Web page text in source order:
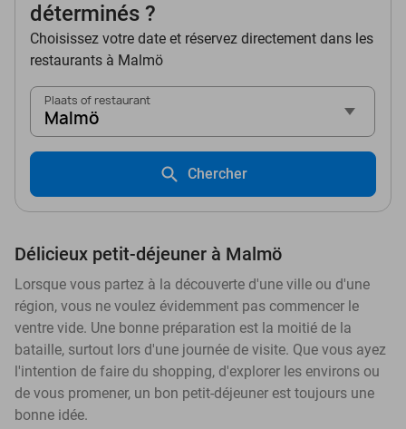
déterminés ?
Choisissez votre date et réservez directement dans les
restaurants à Malmö
Plaats of restaurant
Malmö
Chercher
Délicieux petit-déjeuner à Malmö
Lorsque vous partez à la découverte d'une ville ou d'une
région, vous ne voulez évidemment pas commencer le
ventre vide. Une bonne préparation est la moitié de la
bataille, surtout lors d'une journée de visite. Que vous ayez
l'intention de faire du shopping, d'explorer les environs ou
de vous promener, un bon petit-déjeuner est toujours une
bonne idée.